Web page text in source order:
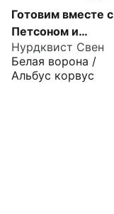
Готовим вместе с
Петсоном и
Финдусом
Нурдквист Свен
Белая ворона /
Альбус корвус